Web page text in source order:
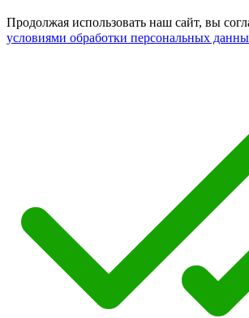
Продолжая использовать наш сайт, вы
условиями обработки персональных